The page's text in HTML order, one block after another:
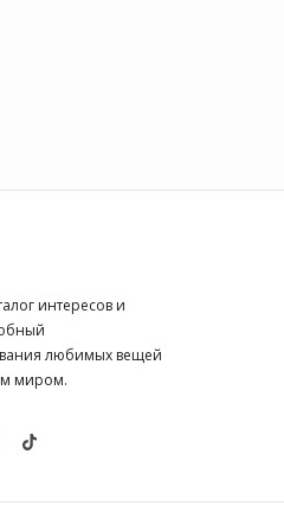
интересов и
любимых вещей
миром.